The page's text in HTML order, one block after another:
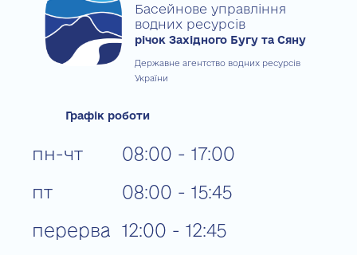
Басейнове управління
водних ресурсів
річок Західного Бугу та Сяну
Державне агентство водних ресурсів
України
Графік роботи
пн-чт
пт
перерва
08:00 - 17:00
08:00 - 15:45
12:00 - 12:45